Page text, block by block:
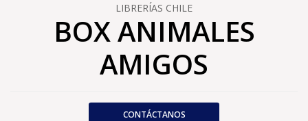
LIBRERÍAS CHILE
BOX ANIMALES
AMIGOS
CONTÁCTANOS